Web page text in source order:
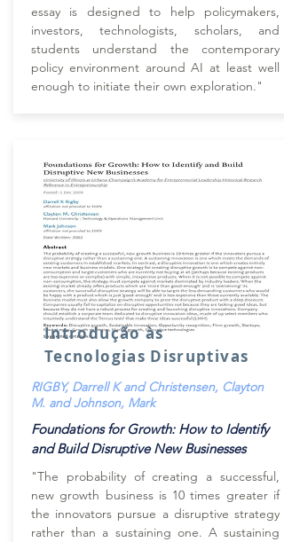
essay is designed to help policymakers,
investors, technologists, scholars, and
students understand the contemporary
policy environment around AI at least well
enough to initiate their own exploration."
Introdução às
Tecnologias Disruptivas
RIGBY, Darrell K and Christensen, Clayton
M. and Johnson, Mark
Foundations for Growth: How to Identify
and Build Disruptive New Businesses
"The probability of creating a successful,
new growth business is 10 times greater if
the innovators pursue a disruptive strategy
rather than a sustaining one. A sustaining